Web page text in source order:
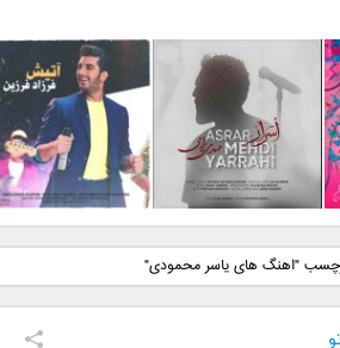
دانلود آهنگ جدید مهدی
یراحی بنام اسرار
دانلود آهنگ جدید فرزاد
"اهنگ های یاسر محمودی"